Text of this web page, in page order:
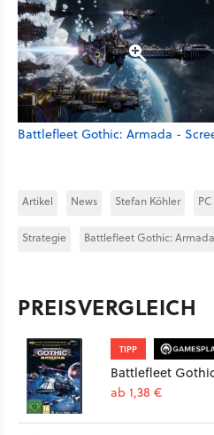
Battlefleet Gothic: Armada -
Artikel News Stefan Köhler PC
Strategie Battlefleet Gothic: Armada
PREISVERGLEICH
TIPP
Battlefleet
ab 1,38 €